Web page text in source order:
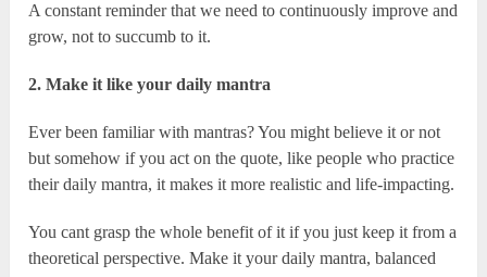
A constant reminder that we need to continuously improve and
grow, not to succumb to it.
2. Make it like your daily mantra
Ever been familiar with mantras? You might believe it or not
but somehow if you act on the quote, like people who practice
their daily mantra, it makes it more realistic and life-impacting.
You cant grasp the whole benefit of it if you just keep it from a
theoretical perspective. Make it your daily mantra, balanced